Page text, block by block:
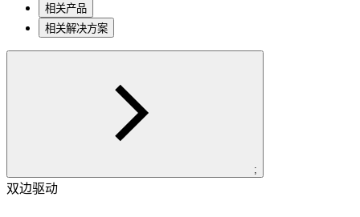
相关产品
相关解决方案
;
双边驱动